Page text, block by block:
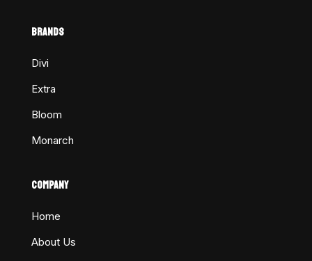
BRANDS
Divi
Extra
Bloom
Monarch
COMPANY
Home
About Us